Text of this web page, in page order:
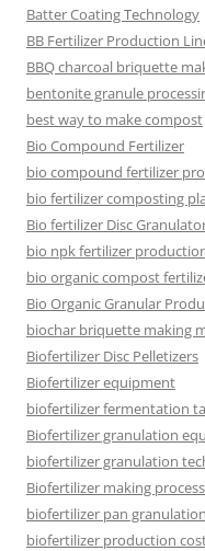
Batter Coating Technology
BB Fertilizer Production
BBQ charcoal briquette
bentonite granule
best way to make compost
Bio Compound Fertilizer
bio compound fertilizer
bio fertilizer composting
Bio fertilizer Disc
bio npk fertilizer
bio organic compost
Bio Organic Granular
biochar briquette making
Biofertilizer Disc Pelletizers
Biofertilizer equipment
biofertilizer fermentation
Biofertilizer granulation
biofertilizer granulation
Biofertilizer making process
biofertilizer pan
biofertilizer production